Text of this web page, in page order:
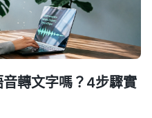
轉文字嗎？4步驟實